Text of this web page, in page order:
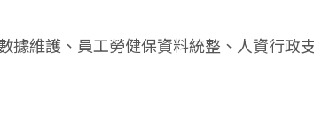
維護、員工勞健保資料統整、人資行政